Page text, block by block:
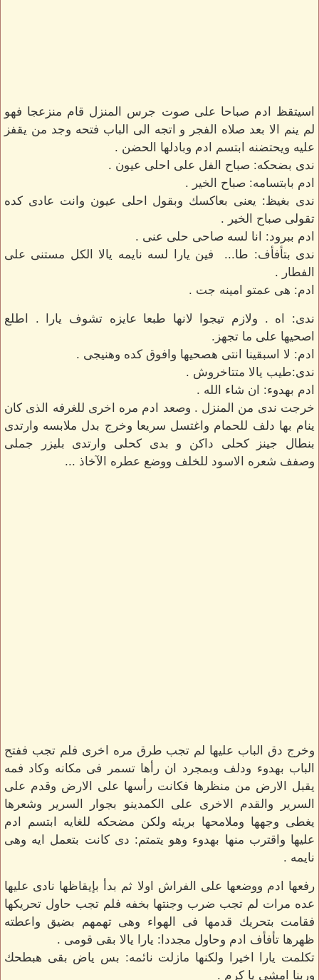
اسيتقظ ادم صباحا على صوت جرس المنزل قام منزعجا فهو
لم ينم الا بعد صلاه الفجر و اتجه الى الباب فتحه وجد من يقفز
عليه ويحتضنه ابتسم ادم وبادلها الحضن .
ندى بضحكه: صباح الفل على احلى عيون .
ادم بابتسامه: صباح الخير .
ندى بغيظ: يعنى بعاكسك وبقول احلى عيون وانت عادى كده
تقولى صباح الخير .
ادم ببرود: انا لسه صاحى حلى عنى .
ندى بتأفأف: طا... فين يارا لسه نايمه يالا الكل مستنى على
الفطار .
ادم: هى عمتو امينه جت .
ندى: اه . ولازم تيجوا لانها طبعا عايزه تشوف يارا . اطلع
اصحيها على ما تجهز.
ادم: لا اسبقينا انتى هصحيها وافوق كده وهنيجى .
ندى:طيب يالا متتاخروش .
ادم بهدوء: ان شاء الله .
خرجت ندى من المنزل . وصعد ادم مره اخرى للغرفه الذى كان
ينام بها دلف للحمام واغتسل سريعا وخرج بدل ملابسه وارتدى
بنطال جينز كحلى داكن و بدى كحلى وارتدى بليزر جملى
وصفف شعره الاسود للخلف ووضع عطره الآخاذ ...
وخرج دق الباب عليها لم تجب طرق مره اخرى فلم تجب ففتح
الباب بهدوء ودلف وبمجرد ان رأها تسمر فى مكانه وكاد فمه
يقبل الارض من منظرها فكانت رأسها على الارض وقدم على
السرير والقدم الاخرى على الكمدينو بجوار السرير وشعرها
يغطى وجهها وملامحها بريئه ولكن مضحكه للغايه ابتسم ادم
عليها واقترب منها بهدوء وهو يتمتم: دى كانت بتعمل ايه وهى
نايمه .
رفعها ادم ووضعها على الفراش اولا ثم بدأ بإيقاظها نادى عليها
عده مرات لم تجب ضرب وجنتها بخفه فلم تجب حاول تحريكها
فقامت بتحريك قدمها فى الهواء وهى تهمهم بضيق واعطته
ظهرها تأفأف ادم وحاول مجددا: يارا يالا بقى قومى .
تكلمت يارا اخيرا ولكنها مازلت نائمه: بس ياض بقى هبطحك
وربنا امشى يا كرم .